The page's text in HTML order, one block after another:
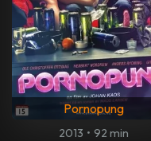
Pornopung
2013 • 92 min